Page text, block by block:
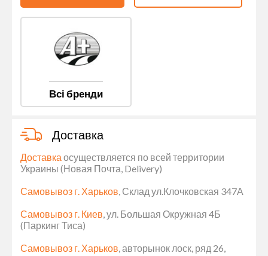
Всі бренди
Доставка
Доставка осуществляется по всей территории
Украины (Новая Почта, Delivery)
Самовывоз г. Харьков, Склад ул.Клочковская 347А
Самовывоз г. Киев, ул. Большая Окружная 4Б
(Паркинг Тиса)
Самовывоз г. Харьков, авторынок лоск, ряд 26,